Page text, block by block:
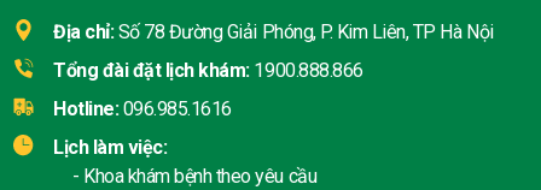
Địa chỉ: Số 78 Đường Giải Phóng, P. Kim Liên, TP Hà Nội
Tổng đài đặt lịch khám: 1900.888.866
Hotline: 096.985.1616
Lịch làm việc:
- Khoa khám bệnh theo yêu cầu